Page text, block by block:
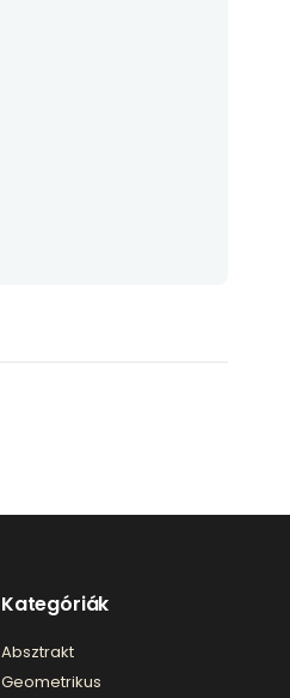
Kategóriák
Absztrakt
Geometrikus